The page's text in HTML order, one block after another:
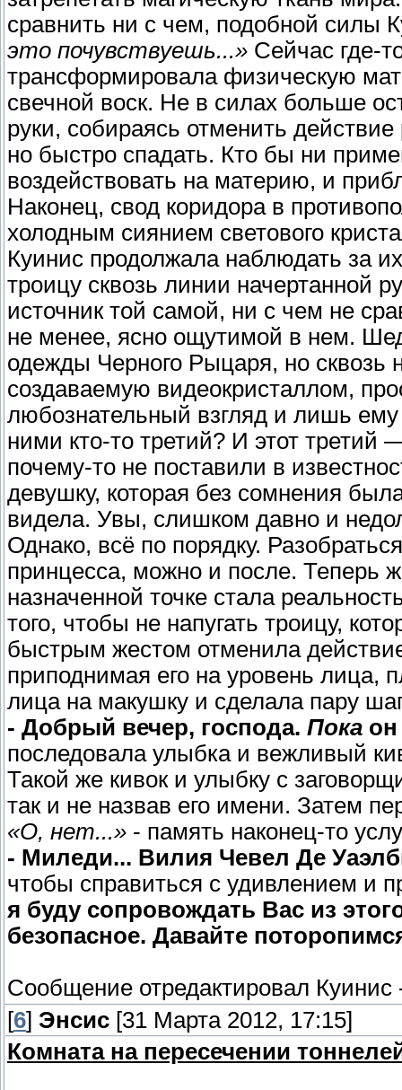
сравнить ни с чем, подобной силы
это почувствуешь...» Сейчас где-
трансформировала физическую
свечной воск. Не в силах больше
руки, собираясь отменить
но быстро спадать. Кто бы ни
воздействовать на материю, и
Наконец, свод коридора в
холодным сиянием светового
Куинис продолжала наблюдать за
троицу сквозь линии начертанной
источник той самой, ни с чем не
не менее, ясно ощутимой в нем.
одежды Черного Рыцаря, но сквозь
создаваемую видеокристаллом,
любознательный взгляд и лишь
ними кто-то третий? И этот
почему-то не поставили в
девушку, которая без сомнения
видела. Увы, слишком давно и
Однако, всё по порядку.
принцесса, можно и после. Теперь
назначенной точке стала
того, чтобы не напугать троицу,
быстрым жестом отменила
приподнимая его на уровень лица,
лица на макушку и сделала пару
- Добрый вечер, господа. Пока
последовала улыбка и вежливый
Такой же кивок и улыбку с
так и не назвав его имени. Затем
«О, нет...» - память наконец-то
- Миледи... Вилия Чевел Де
чтобы справиться с удивлением и
я буду сопровождать Вас из
безопасное. Давайте
Сообщение отредактировал Куинис
[6] Энсис [31 Марта 2012, 17:15]
Комната на пересечении